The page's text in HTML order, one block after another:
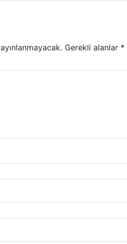
Gerekli alanlar *